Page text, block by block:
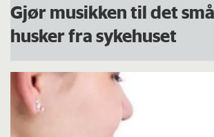
Gjør musikken til det
husker fra sykehuset